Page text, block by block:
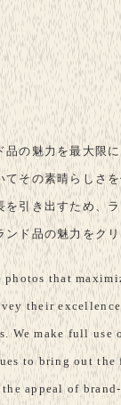
品の魅力を最大限
てその素晴らしさ
を引き出すため、
ンド品の魅力をク
photos that
their
We make full
to bring out the
the appeal of